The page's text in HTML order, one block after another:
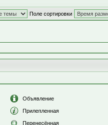
Поле сортировки
Объявление
Прилепленная
Перенесённая